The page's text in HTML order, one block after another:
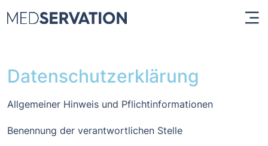
Datenschutzerklärung
Allgemeiner Hinweis und Pflichtinformationen
Benennung der verantwortlichen Stelle